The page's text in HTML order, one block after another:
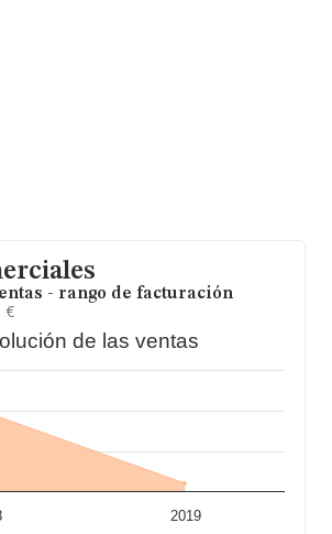
- rango de facturación
€
de las ventas
2019